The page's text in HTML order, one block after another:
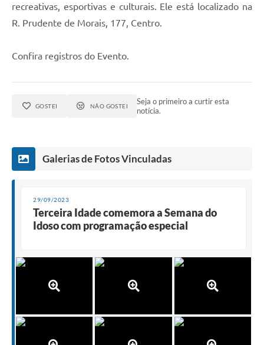
recreativas, esportivas e culturais. Ele está localizado na
R. Prudente de Morais, 177, Centro.
Confira registros do Evento.
GOSTEI NÃO GOSTEI
Seja o primeiro a curtir esta
notícia.
Galerias de Fotos Vinculadas
29/09/2023
Terceira Idade comemora a Semana do
Idoso com programação especial